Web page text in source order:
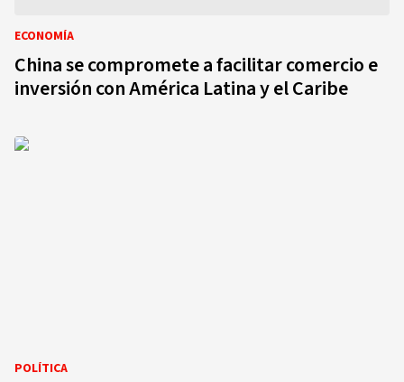
ECONOMÍA
China se compromete a facilitar comercio e
inversión con América Latina y el Caribe
POLÍTICA